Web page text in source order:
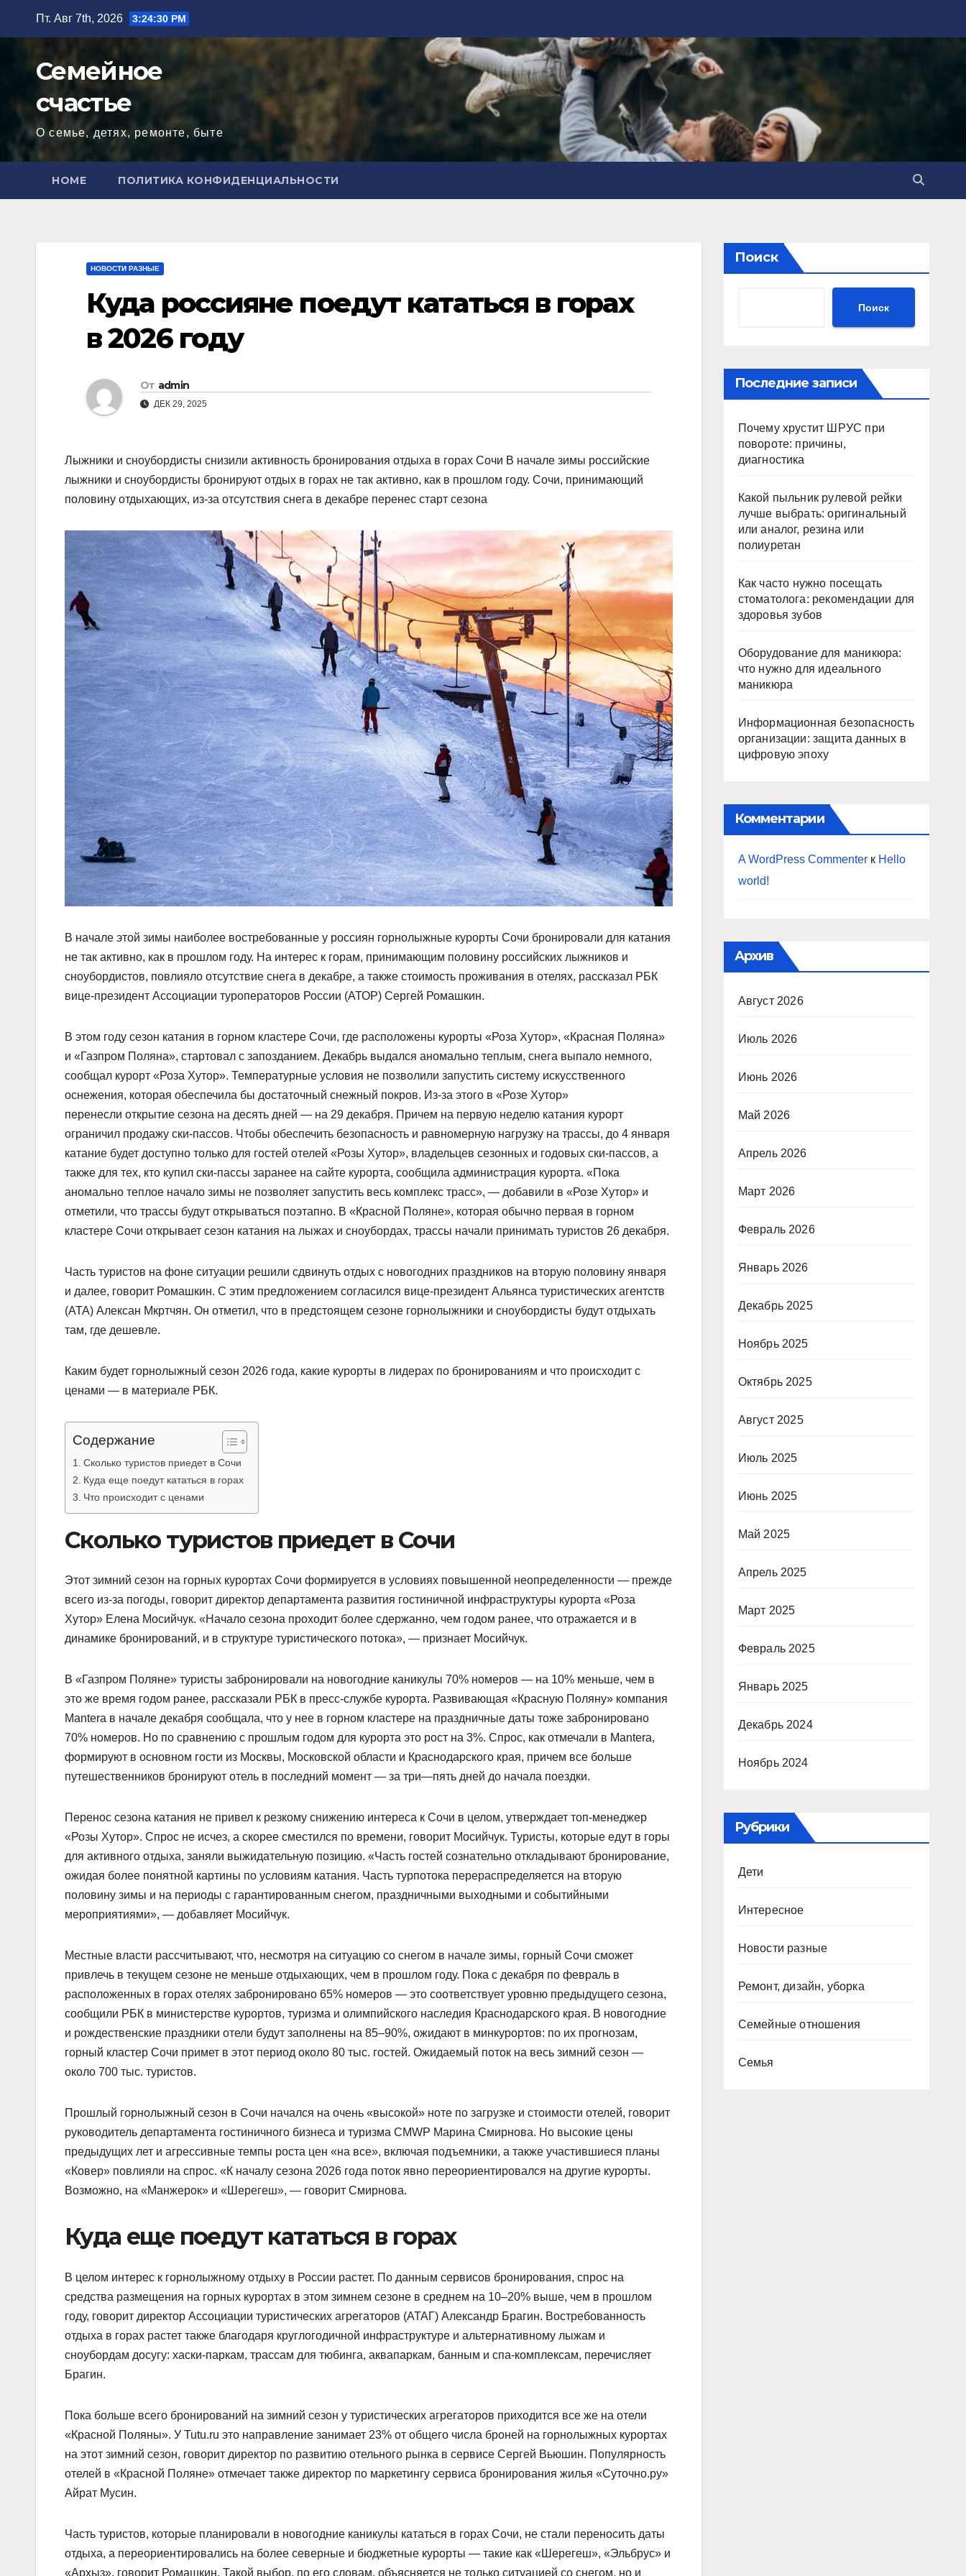
содержимому
Пт. Авг 7th, 2026 3:24:32 PM
Семейное
счастье
О семье, детях, ремонте, быте
HOME ПОЛИТИКА КОНФИДЕНЦИАЛЬНОСТИ
НОВОСТИ РАЗНЫЕ
Куда россияне поедут кататься в горах
в 2026 году
От admin
ДЕК 29, 2025
Лыжники и сноубордисты снизили активность бронирования отдыха в горах Сочи В начале зимы российские
лыжники и сноубордисты бронируют отдых в горах не так активно, как в прошлом году. Сочи, принимающий
половину отдыхающих, из-за отсутствия снега в декабре перенес старт сезона
В начале этой зимы наиболее востребованные у россиян горнолыжные курорты Сочи бронировали для катания
не так активно, как в прошлом году. На интерес к горам, принимающим половину российских лыжников и
сноубордистов, повлияло отсутствие снега в декабре, а также стоимость проживания в отелях, рассказал РБК
вице-президент Ассоциации туроператоров России (АТОР) Сергей Ромашкин.
В этом году сезон катания в горном кластере Сочи, где расположены курорты «Роза Хутор», «Красная Поляна»
и «Газпром Поляна», стартовал с запозданием. Декабрь выдался аномально теплым, снега выпало немного,
сообщал курорт «Роза Хутор». Температурные условия не позволили запустить систему искусственного
оснежения, которая обеспечила бы достаточный снежный покров. Из-за этого в «Розе Хутор»
перенесли открытие сезона на десять дней — на 29 декабря. Причем на первую неделю катания курорт
ограничил продажу ски-пассов. Чтобы обеспечить безопасность и равномерную нагрузку на трассы, до 4 января
катание будет доступно только для гостей отелей «Розы Хутор», владельцев сезонных и годовых ски-пассов, а
также для тех, кто купил ски-пассы заранее на сайте курорта, сообщила администрация курорта. «Пока
аномально теплое начало зимы не позволяет запустить весь комплекс трасс», — добавили в «Розе Хутор» и
отметили, что трассы будут открываться поэтапно. В «Красной Поляне», которая обычно первая в горном
кластере Сочи открывает сезон катания на лыжах и сноубордах, трассы начали принимать туристов 26 декабря.
Часть туристов на фоне ситуации решили сдвинуть отдых с новогодних праздников на вторую половину января
и далее, говорит Ромашкин. С этим предложением согласился вице-президент Альянса туристических агентств
(АТА) Алексан Мкртчян. Он отметил, что в предстоящем сезоне горнолыжники и сноубордисты будут отдыхать
там, где дешевле.
Каким будет горнолыжный сезон 2026 года, какие курорты в лидерах по бронированиям и что происходит с
ценами — в материале РБК.
Содержание
Сколько туристов приедет в Сочи
Куда еще поедут кататься в горах
Что происходит с ценами
Сколько туристов приедет в Сочи
Этот зимний сезон на горных курортах Сочи формируется в условиях повышенной неопределенности — прежде
всего из-за погоды, говорит директор департамента развития гостиничной инфраструктуры курорта «Роза
Хутор» Елена Мосийчук. «Начало сезона проходит более сдержанно, чем годом ранее, что отражается и в
динамике бронирований, и в структуре туристического потока», — признает Мосийчук.
В «Газпром Поляне» туристы забронировали на новогодние каникулы 70% номеров — на 10% меньше, чем в
это же время годом ранее, рассказали РБК в пресс-службе курорта. Развивающая «Красную Поляну» компания
Mantera в начале декабря сообщала, что у нее в горном кластере на праздничные даты тоже забронировано
70% номеров. Но по сравнению с прошлым годом для курорта это рост на 3%. Спрос, как отмечали в Mantera,
формируют в основном гости из Москвы, Московской области и Краснодарского края, причем все больше
путешественников бронируют отель в последний момент — за три—пять дней до начала поездки.
Перенос сезона катания не привел к резкому снижению интереса к Сочи в целом, утверждает топ-менеджер
«Розы Хутор». Спрос не исчез, а скорее сместился по времени, говорит Мосийчук. Туристы, которые едут в горы
для активного отдыха, заняли выжидательную позицию. «Часть гостей сознательно откладывают бронирование,
ожидая более понятной картины по условиям катания. Часть турпотока перераспределяется на вторую
половину зимы и на периоды с гарантированным снегом, праздничными выходными и событийными
мероприятиями», — добавляет Мосийчук.
Местные власти рассчитывают, что, несмотря на ситуацию со снегом в начале зимы, горный Сочи сможет
привлечь в текущем сезоне не меньше отдыхающих, чем в прошлом году. Пока с декабря по февраль в
расположенных в горах отелях забронировано 65% номеров — это соответствует уровню предыдущего сезона,
сообщили РБК в министерстве курортов, туризма и олимпийского наследия Краснодарского края. В новогодние
и рождественские праздники отели будут заполнены на 85–90%, ожидают в минкурортов: по их прогнозам,
горный кластер Сочи примет в этот период около 80 тыс. гостей. Ожидаемый поток на весь зимний сезон —
около 700 тыс. туристов.
Прошлый горнолыжный сезон в Сочи начался на очень «высокой» ноте по загрузке и стоимости отелей, говорит
руководитель департамента гостиничного бизнеса и туризма CMWP Марина Смирнова. Но высокие цены
предыдущих лет и агрессивные темпы роста цен «на все», включая подъемники, а также участившиеся планы
«Ковер» повлияли на спрос. «К началу сезона 2026 года поток явно переориентировался на другие курорты.
Возможно, на «Манжерок» и «Шерегеш», — говорит Смирнова.
Куда еще поедут кататься в горах
В целом интерес к горнолыжному отдыху в России растет. По данным сервисов бронирования, спрос на
средства размещения на горных курортах в этом зимнем сезоне в среднем на 10–20% выше, чем в прошлом
году, говорит директор Ассоциации туристических агрегаторов (АТАГ) Александр Брагин. Востребованность
отдыха в горах растет также благодаря круглогодичной инфраструктуре и альтернативному лыжам и
сноубордам досугу: хаски-паркам, трассам для тюбинга, аквапаркам, банным и спа-комплексам, перечисляет
Брагин.
Пока больше всего бронирований на зимний сезон у туристических агрегаторов приходится все же на отели
«Красной Поляны». У Tutu.ru это направление занимает 23% от общего числа броней на горнолыжных курортах
на этот зимний сезон, говорит директор по развитию отельного рынка в сервисе Сергей Вьюшин. Популярность
отелей в «Красной Поляне» отмечает также директор по маркетингу сервиса бронирования жилья «Суточно.ру»
Айрат Мусин.
Часть туристов, которые планировали в новогодние каникулы кататься в горах Сочи, не стали переносить даты
отдыха, а переориентировались на более северные и бюджетные курорты — такие как «Шерегеш», «Эльбрус» и
«Архыз», говорит Ромашкин. Такой выбор, по его словам, объясняется не только ситуацией со снегом, но и
Поиск
Поиск
Последние записи
Почему хрустит ШРУС при
повороте: причины,
диагностика
Какой пыльник рулевой рейки
лучше выбрать: оригинальный
или аналог, резина или
полиуретан
Как часто нужно посещать
стоматолога: рекомендации для
здоровья зубов
Оборудование для маникюра:
что нужно для идеального
маникюра
Информационная безопасность
организации: защита данных в
цифровую эпоху
Комментарии
A WordPress Commenterк Hello
world!
Архив
Август 2026
Июль 2026
Июнь 2026
Май 2026
Апрель 2026
Март 2026
Февраль 2026
Январь 2026
Декабрь 2025
Ноябрь 2025
Октябрь 2025
Август 2025
Июль 2025
Июнь 2025
Май 2025
Апрель 2025
Март 2025
Февраль 2025
Январь 2025
Декабрь 2024
Ноябрь 2024
Рубрики
Дети
Интересное
Новости разные
Ремонт, дизайн, уборка
Семейные отношения
Семья